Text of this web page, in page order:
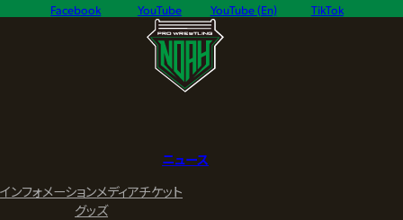
Facebook YouTube YouTube (En) TikTok
ニュース
インフォメーションメディアチケット
グッズ